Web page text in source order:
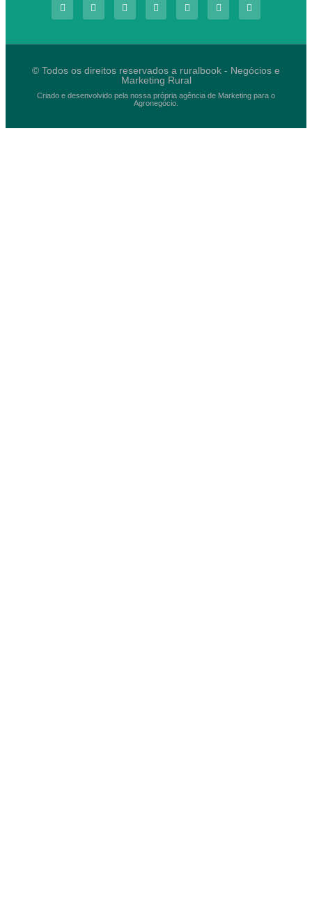
© Todos os direitos reservados a ruralbook - Negócios e
Marketing Rural
Criado e desenvolvido pela nossa própria agência de Marketing para o
Agronegócio.